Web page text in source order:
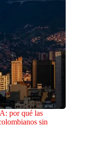
por qué las
sin